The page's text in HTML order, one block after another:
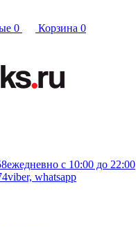
0 Корзина 0
ежедневно с 10:00 до 22:00
viber, whatsapp